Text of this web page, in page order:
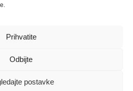
Prihvatite
Odbijte
postavke
Sva prava zadržana.